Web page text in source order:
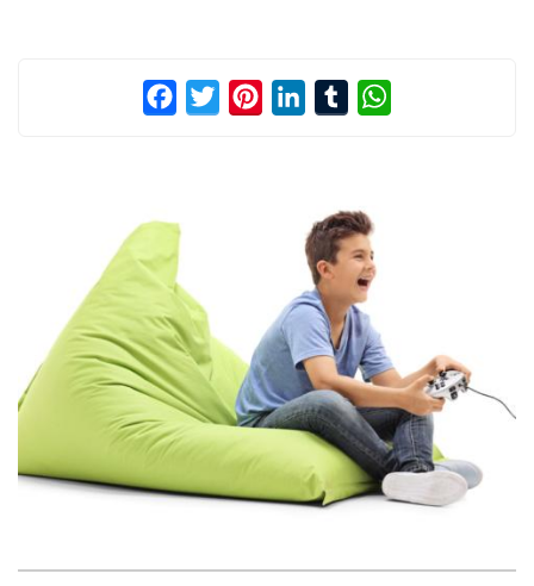
FacebookTwitterPinterestLinkedInTumblr